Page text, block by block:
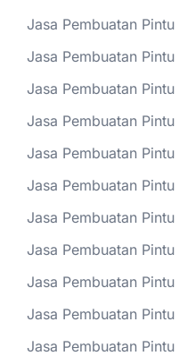
Jasa Pembuatan
Jasa Pembuatan
Jasa Pembuatan
Jasa Pembuatan
Jasa Pembuatan
Jasa Pembuatan
Jasa Pembuatan
Jasa Pembuatan
Jasa Pembuatan
Jasa Pembuatan
Jasa Pembuatan